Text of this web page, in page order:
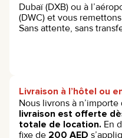
Dubaï (DXB) ou à
(DWC) et vous
Sans attente, sans
Livraison à l’hôtel ou
Nous livrons à
livraison est offerte
totale de location. En
fixe de 200 AED